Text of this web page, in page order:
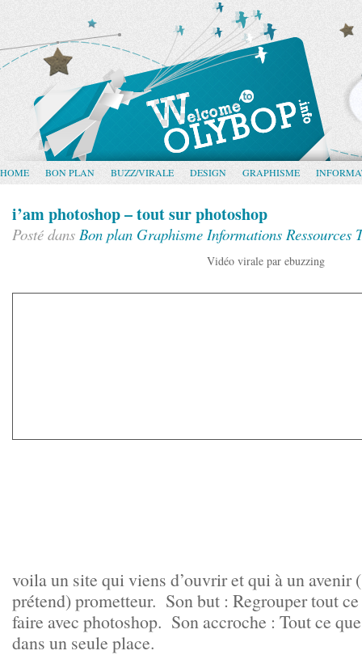
HOME BON PLAN BUZZ/VIRALE DESIGN GRAPHISME
i’am photoshop – tout sur photoshop
Posté dans Bon plan Graphisme Informations Ressources
Vidéo virale par ebuzzing
voila un site qui viens d’ouvrir et qui à un avenir
prétend) prometteur. Son but : Regrouper tout
faire avec photoshop. Son accroche : Tout ce
dans un seule place.